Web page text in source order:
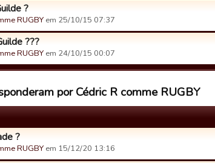
?
RUGBY em 25/10/15 07:37
???
RUGBY em 24/10/15 00:07
por Cédric R comme RUGBY
?
RUGBY em 15/12/20 13:16